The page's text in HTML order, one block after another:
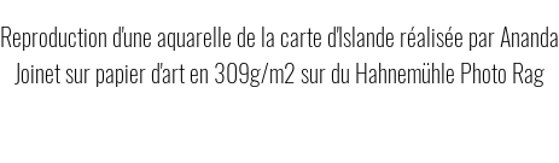
Reproduction d'une aquarelle de la carte d'Islande réalisée par Ananda
Joinet sur papier d'art en 309g/m2 sur du Hahnemühle Photo Rag